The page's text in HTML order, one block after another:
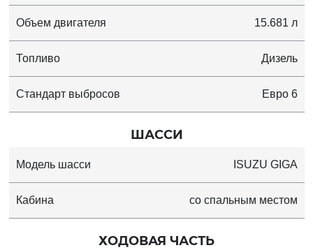
Объем двигателя 15.681 л
Топливо Дизель
Стандарт выбросов Евро 6
ШАССИ
Модель шасси ISUZU GIGA
Кабина со спальным местом
ХОДОВАЯ ЧАСТЬ